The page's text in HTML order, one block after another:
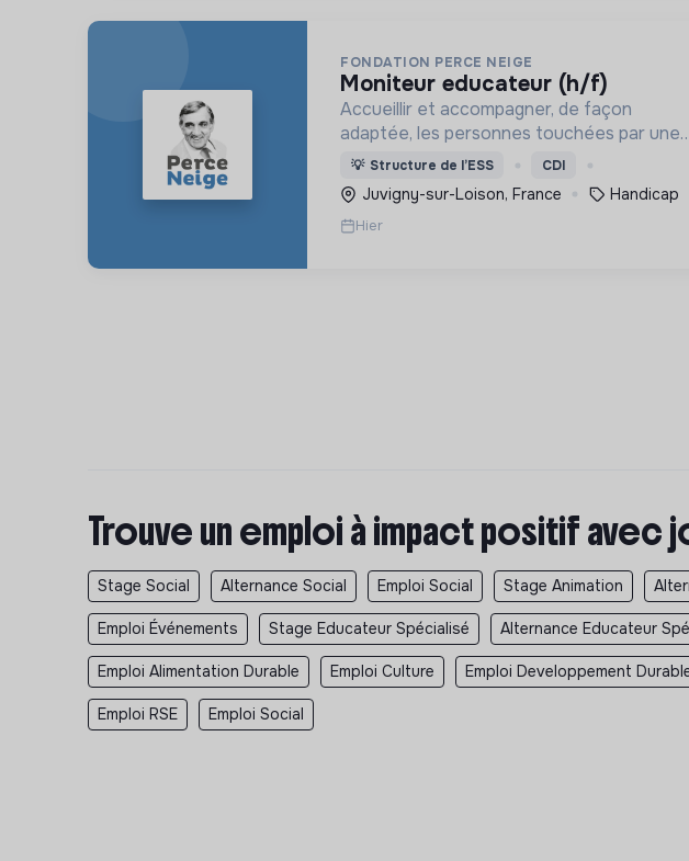
FONDATION PERCE NEIGE
moniteur educateur (h/f)
Accueillir et accompagner, de façon
adaptée, les personnes touchées par une
déficience mentale, un handicap physique
ou psychique
💡 Structure de l’ESS CDI
Juvigny-sur-Loison, France Handicap
Hier
Trouve un emploi à impact positif avec
Stage Social Alternance Social Emploi Social Stage Animation
Emploi Événements Stage Educateur Spécialisé Alternance Educateur
Emploi Alimentation Durable Emploi Culture Emploi Developpement
Emploi RSE Emploi Social